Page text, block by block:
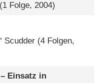
(1 Folge, 2004)
Scudder (4 Folgen,
Einsatz in